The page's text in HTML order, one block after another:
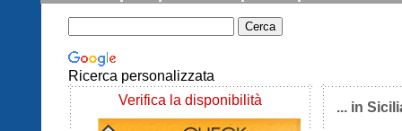
Ricerca personalizzata
Verifica la disponibilità
... in